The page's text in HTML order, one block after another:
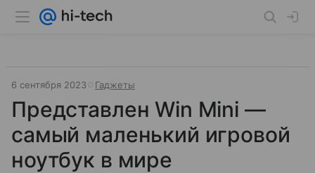
6 сентября 2023 Гаджеты
Представлен Win Mini —
самый маленький игровой
ноутбук в мире